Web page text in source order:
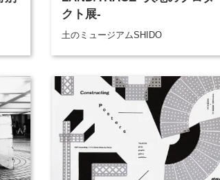
クト展-
土のミュージアムSHIDO